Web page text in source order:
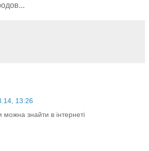
13:26
можна знайти в інтернеті